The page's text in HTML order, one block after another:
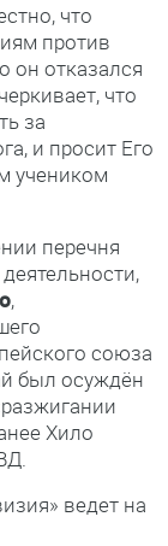
что
против
он отказался
что
за
и просит Его
учеником
перечня
,
союза
был осуждён
Хило
ведет на